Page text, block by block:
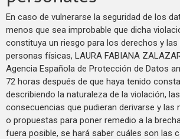
En caso de vulnerarse la seguridad de los
menos que sea improbable que dicha
constituya un riesgo para los derechos y las
personas físicas, LAURA FABIANA
Agencia Española de Protección de Datos
72 horas después de que haya tenido
describiendo la naturaleza de la violación,
consecuencias que pudieran derivarse y las
o propuestas para poner remedio a la
fuera posible, se hará saber cuáles son las